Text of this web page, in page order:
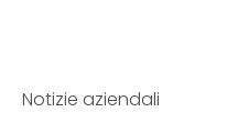
Notizie aziendali